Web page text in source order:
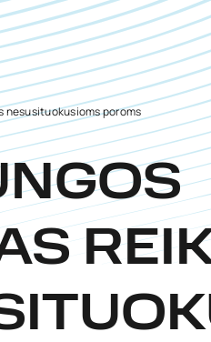
nesusituokusioms poroms